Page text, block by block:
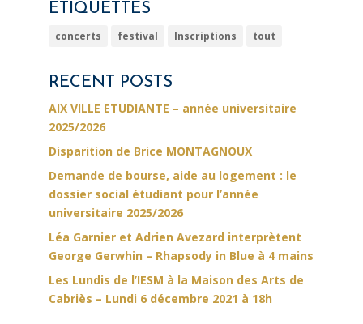
ÉTIQUETTES
concerts festival Inscriptions tout
RECENT POSTS
AIX VILLE ETUDIANTE – année universitaire
2025/2026
Disparition de Brice MONTAGNOUX
Demande de bourse, aide au logement : le
dossier social étudiant pour l’année
universitaire 2025/2026
Léa Garnier et Adrien Avezard interprètent
George Gerwhin – Rhapsody in Blue à 4 mains
Les Lundis de l’IESM à la Maison des Arts de
Cabriès – Lundi 6 décembre 2021 à 18h